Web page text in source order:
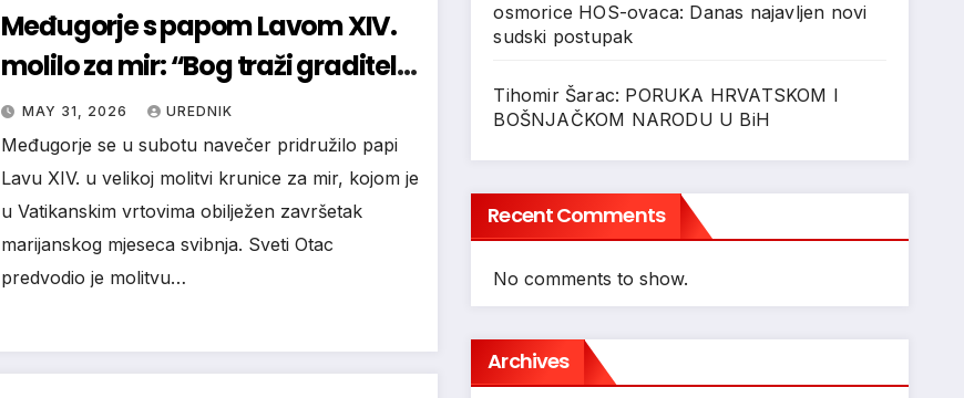
Međugorje s papom Lavom XIV.
molilo za mir: “Bog traži graditelje
mira”
MAY 31, 2026 UREDNIK
Međugorje se u subotu navečer pridružilo papi
Lavu XIV. u velikoj molitvi krunice za mir, kojom je
u Vatikanskim vrtovima obilježen završetak
marijanskog mjeseca svibnja. Sveti Otac
predvodio je molitvu…
osmorice HOS-ovaca: Danas najavljen novi
sudski postupak
Tihomir Šarac: PORUKA HRVATSKOM I
BOŠNJAČKOM NARODU U BiH
Recent Comments
No comments to show.
Archives